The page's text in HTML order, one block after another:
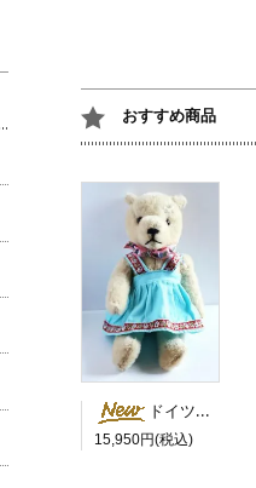
おすすめ商品
ドイツ 水色のスカートを履いた白くま
15,950円(税込)